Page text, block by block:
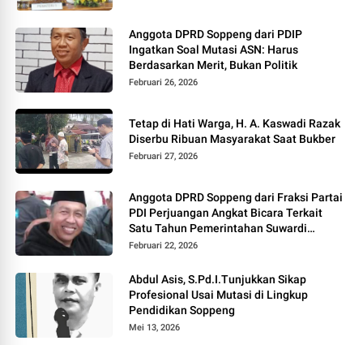
Anggota DPRD Soppeng dari PDIP
Ingatkan Soal Mutasi ASN: Harus
Berdasarkan Merit, Bukan Politik
Februari 26, 2026
Tetap di Hati Warga, H. A. Kaswadi Razak
Diserbu Ribuan Masyarakat Saat Bukber
Februari 27, 2026
Anggota DPRD Soppeng dari Fraksi Partai
PDI Perjuangan Angkat Bicara Terkait
Satu Tahun Pemerintahan Suwardi
Haseng – Selle KS Dalle
Februari 22, 2026
Abdul Asis, S.Pd.I.Tunjukkan Sikap
Profesional Usai Mutasi di Lingkup
Pendidikan Soppeng
Mei 13, 2026